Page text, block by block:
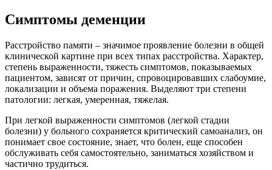
Симптомы деменции
Расстройство памяти – значимое проявление болезни в общей
клинической картине при всех типах расстройства. Характер,
степень выраженности, тяжесть симптомов, показываемых
пациентом, зависят от причин, спровоцировавших слабоумие,
локализации и объема поражения. Выделяют три степени
патологии: легкая, умеренная, тяжелая.
При легкой выраженности симптомов (легкой стадии
болезни) у больного сохраняется критический самоанализ, он
понимает свое состояние, знает, что болен, еще способен
обслуживать себя самостоятельно, заниматься хозяйством и
частично трудиться.